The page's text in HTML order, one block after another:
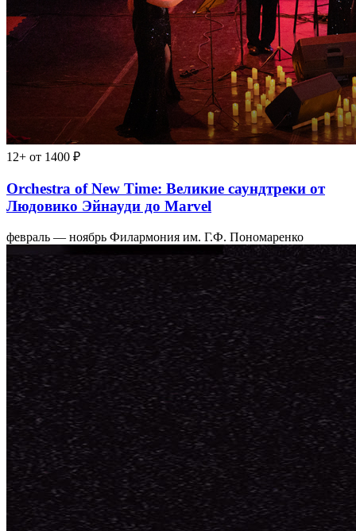
12+ от 1400 ₽
Orchestra of New Time: Великие саундтреки от
Людовико Эйнауди до Marvel
февраль — ноябрь Филармония им. Г.Ф. Пономаренко